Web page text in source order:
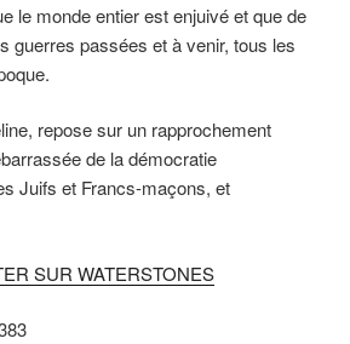
le monde entier est enjuivé et que de
guerres passées et à venir, tous les
repose sur un rapprochement
de la démocratie
Juifs et Francs-maçons, et
SUR WATERSTONES